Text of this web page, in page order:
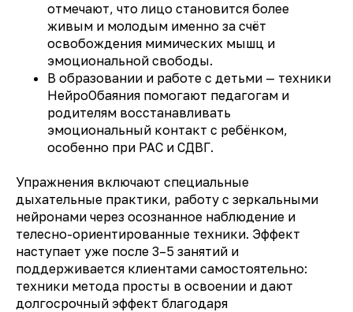
отмечают, что лицо становится более
живым и молодым именно за счёт
освобождения мимических мышц и
эмоциональной свободы.
В образовании и работе с детьми — техники
НейроОбаяния помогают педагогам и
родителям восстанавливать
эмоциональный контакт с ребёнком,
особенно при РАС и СДВГ.
Упражнения включают специальные
дыхательные практики, работу с зеркальными
нейронами через осознанное наблюдение и
телесно-ориентированные техники. Эффект
наступает уже после 3–5 занятий и
поддерживается клиентами самостоятельно:
техники метода просты в освоении и дают
долгосрочный эффект благодаря